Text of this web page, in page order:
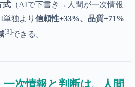
式 （AIで下書き→人間が一次情報
独より 信頼性+33%、品質+71%
[3]できる。
次情報と判断は、人間